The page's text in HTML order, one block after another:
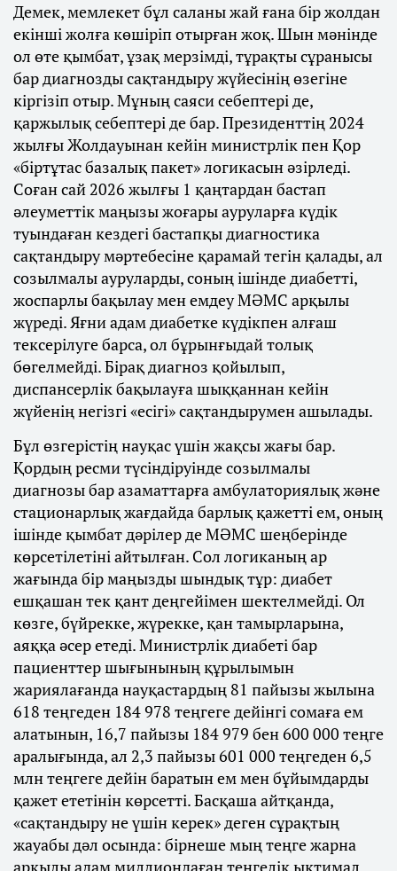
Демек, мемлекет бұл саланы жай ғана бір жолдан
екінші жолға көшіріп отырған жоқ. Шын мәнінде
ол өте қымбат, ұзақ мерзімді, тұрақты сұранысы
бар диагнозды сақтандыру жүйесінің өзегіне
кіргізіп отыр. Мұның саяси себептері де,
қаржылық себептері де бар. Президенттің 2024
жылғы Жолдауынан кейін министрлік пен Қор
«біртұтас базалық пакет» логикасын әзірледі.
Соған сай 2026 жылғы 1 қаңтардан бастап
әлеуметтік маңызы жоғары ауруларға күдік
туындаған кездегі бастапқы диагностика
сақтандыру мәртебесіне қарамай тегін қалады, ал
созылмалы ауруларды, соның ішінде диабетті,
жоспарлы бақылау мен емдеу МӘМС арқылы
жүреді. Яғни адам диабетке күдікпен алғаш
тексерілуге барса, ол бұрынғыдай толық
бөгелмейді. Бірақ диагноз қойылып,
диспансерлік бақылауға шыққаннан кейін
жүйенің негізгі «есігі» сақтандырумен ашылады.
Бұл өзгерістің науқас үшін жақсы жағы бар.
Қордың ресми түсіндіруінде созылмалы
диагнозы бар азаматтарға амбулаториялық және
стационарлық жағдайда барлық қажетті ем, оның
ішінде қымбат дәрілер де МӘМС шеңберінде
көрсетілетіні айтылған. Сол логиканың ар
жағында бір маңызды шындық тұр: диабет
ешқашан тек қант деңгейімен шектелмейді. Ол
көзге, бүйрекке, жүрекке, қан тамырларына,
аяққа әсер етеді. Министрлік диабеті бар
пациенттер шығынының құрылымын
жариялағанда науқастардың 81 пайызы жылына
618 теңгеден 184 978 теңгеге дейінгі сомаға ем
алатынын, 16,7 пайызы 184 979 бен 600 000 теңге
аралығында, ал 2,3 пайызы 601 000 теңгеден 6,5
млн теңгеге дейін баратын ем мен бұйымдарды
қажет ететінін көрсетті. Басқаша айтқанда,
«сақтандыру не үшін керек» деген сұрақтың
жауабы дәл осында: бірнеше мың теңге жарна